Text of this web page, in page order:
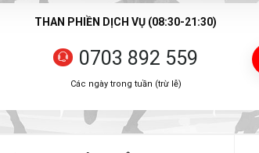
THAN PHIỀN DỊCH VỤ (08:30-21:30)
0703 892 559
Các ngày trong tuần (trừ lễ)